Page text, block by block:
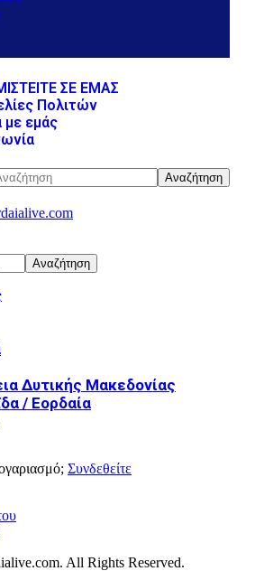
ΣΕ ΕΜΑΣ
Πολιτών
με εμάς
Δυτικής Μακεδονίας
/ Εορδαία
Συνδεθείτε
All Rights Reserved.